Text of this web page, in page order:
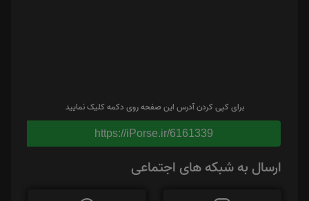
برای کپی کردن آدرس این صفحه روی دکمه کلیک نمایید
https://iPorse.ir/6161339
ارسال به شبکه های اجتماعی